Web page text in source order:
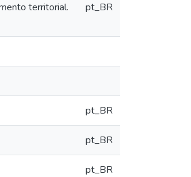
territorial.
pt_BR
pt_BR
pt_BR
pt_BR